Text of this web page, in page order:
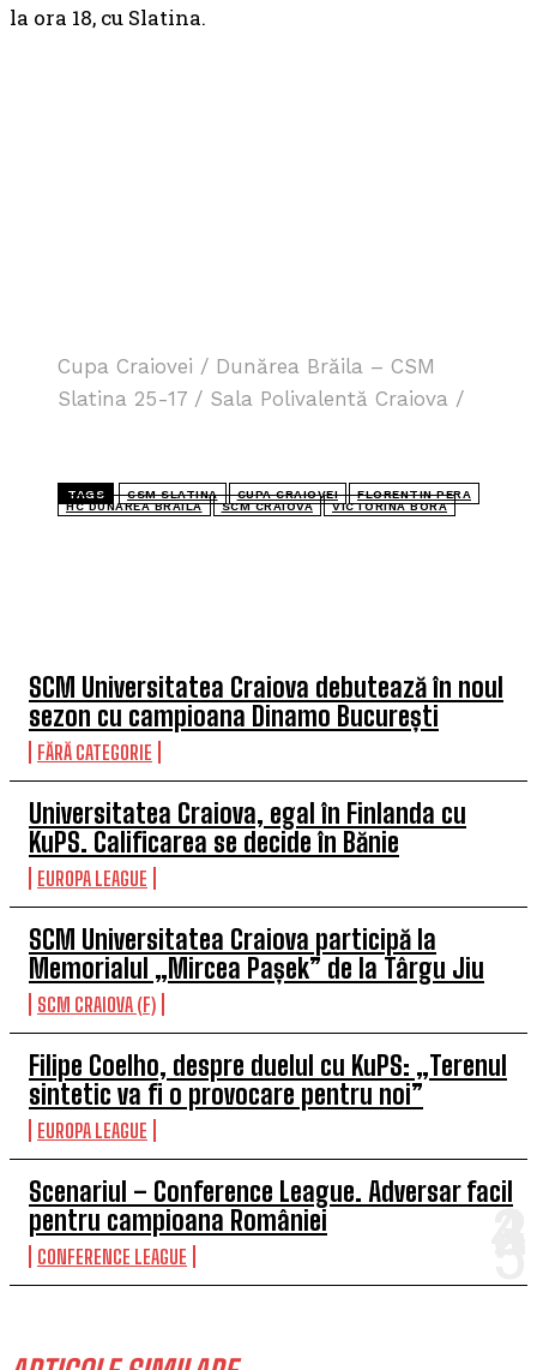
SCM Universitatea Craiova debutează în noul
sezon cu campioana Dinamo București
FĂRĂ CATEGORIE
Universitatea Craiova, egal în Finlanda cu
KuPS. Calificarea se decide în Bănie
EUROPA LEAGUE
SCM Universitatea Craiova participă la
Memorialul „Mircea Pașek” de la Târgu Jiu
SCM CRAIOVA (F)
Filipe Coelho, despre duelul cu KuPS: „Terenul
sintetic va fi o provocare pentru noi”
EUROPA LEAGUE
Scenariul – Conference League. Adversar facil
pentru campioana României
CONFERENCE LEAGUE
la ora 18, cu Slatina.
Cupa Craiovei / Dunărea Brăila – CSM
Slatina 25-17 / Sala Polivalentă Craiova /
TAGS CSM SLATINA CUPA CRAIOVEI
FLORENTIN PERA
HC DUNAREA BRAILA
SCM CRAIOVA VICTORINA BORA